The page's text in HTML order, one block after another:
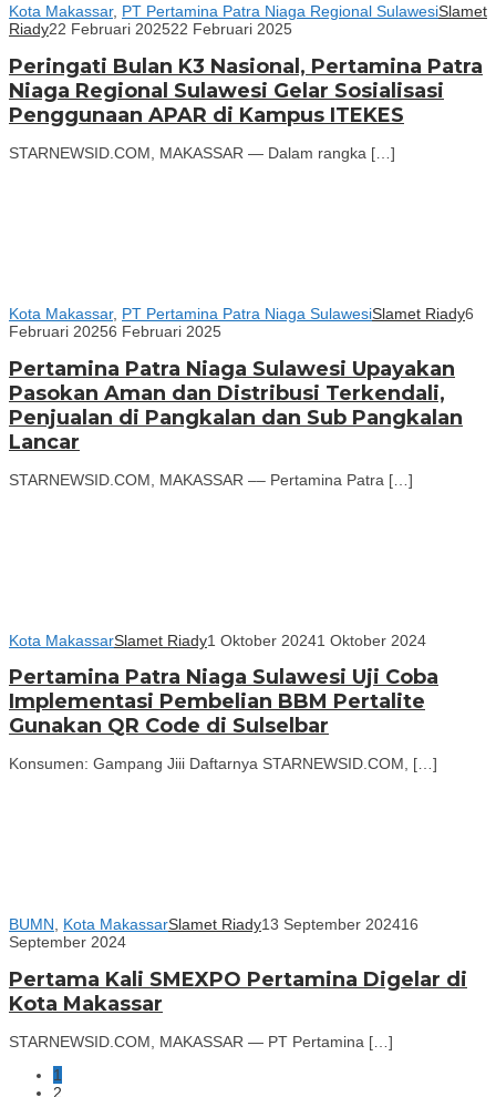
Kota Makassar, PT Pertamina Patra Niaga Regional SulawesiSlamet
Riady22 Februari 202522 Februari 2025
Peringati Bulan K3 Nasional, Pertamina Patra
Niaga Regional Sulawesi Gelar Sosialisasi
Penggunaan APAR di Kampus ITEKES
STARNEWSID.COM, MAKASSAR — Dalam rangka […]
Kota Makassar, PT Pertamina Patra Niaga SulawesiSlamet Riady6
Februari 20256 Februari 2025
Pertamina Patra Niaga Sulawesi Upayakan
Pasokan Aman dan Distribusi Terkendali,
Penjualan di Pangkalan dan Sub Pangkalan
Lancar
STARNEWSID.COM, MAKASSAR –– Pertamina Patra […]
Kota MakassarSlamet Riady1 Oktober 20241 Oktober 2024
Pertamina Patra Niaga Sulawesi Uji Coba
Implementasi Pembelian BBM Pertalite
Gunakan QR Code di Sulselbar
Konsumen: Gampang Jiii Daftarnya STARNEWSID.COM, […]
BUMN, Kota MakassarSlamet Riady13 September 202416
September 2024
Pertama Kali SMEXPO Pertamina Digelar di
Kota Makassar
STARNEWSID.COM, MAKASSAR — PT Pertamina […]
1
2